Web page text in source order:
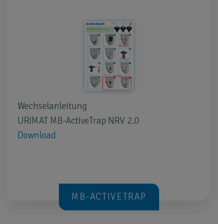
Wechselanleitung
URIMAT MB-ActiveTrap NRV 2.0
Download
MB-ACTIVETRAP